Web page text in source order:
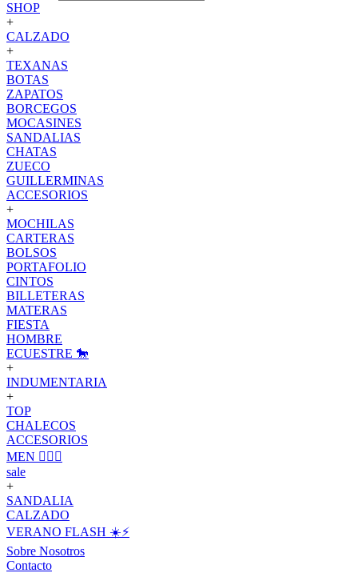
SHOP
+
CALZADO
+
TEXANAS
BOTAS
ZAPATOS
BORCEGOS
MOCASINES
SANDALIAS
CHATAS
ZUECO
GUILLERMINAS
ACCESORIOS
+
MOCHILAS
CARTERAS
BOLSOS
PORTAFOLIO
CINTOS
BILLETERAS
MATERAS
FIESTA
HOMBRE
ECUESTRE 🐎
+
INDUMENTARIA
+
TOP
CHALECOS
ACCESORIOS
MEN 🙋🏽‍♂️
sale
+
SANDALIA
CALZADO
VERANO FLASH ☀️⚡️
Sobre Nosotros
Contacto